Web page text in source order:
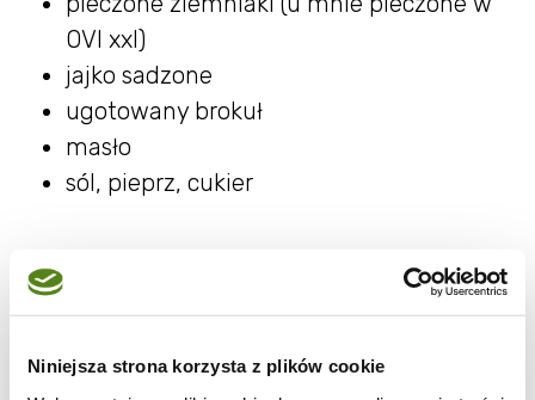
Niniejsza strona korzysta z plików cookie
OVI xxl)
jajko sadzone
ugotowany brokuł
masło
sól, pieprz, cukier
Jak zrobić szparagi w szynce
parmeńskiej z jajem